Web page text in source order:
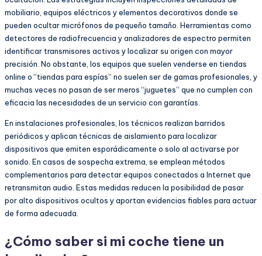
mobiliario, equipos eléctricos y elementos decorativos donde se
pueden ocultar micrófonos de pequeño tamaño. Herramientas como
detectores de radiofrecuencia y analizadores de espectro permiten
identificar transmisores activos y localizar su origen con mayor
precisión. No obstante, los equipos que suelen venderse en tiendas
online o “tiendas para espías” no suelen ser de gamas profesionales, y
muchas veces no pasan de ser meros “juguetes” que no cumplen con
eficacia las necesidades de un servicio con garantías.
En instalaciones profesionales, los técnicos realizan barridos
periódicos y aplican técnicas de aislamiento para localizar
dispositivos que emiten esporádicamente o solo al activarse por
sonido. En casos de sospecha extrema, se emplean métodos
complementarios para detectar equipos conectados a Internet que
retransmitan audio. Estas medidas reducen la posibilidad de pasar
por alto dispositivos ocultos y aportan evidencias fiables para actuar
de forma adecuada.
¿Cómo saber si mi coche tiene un